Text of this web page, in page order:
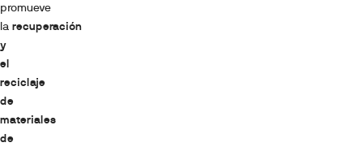
promueve
la recuperación
y
el
reciclaje
de
materiales
de